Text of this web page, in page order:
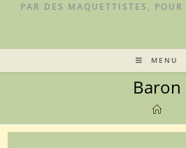
PAR DES MAQUETTISTES,
MENU
Baron